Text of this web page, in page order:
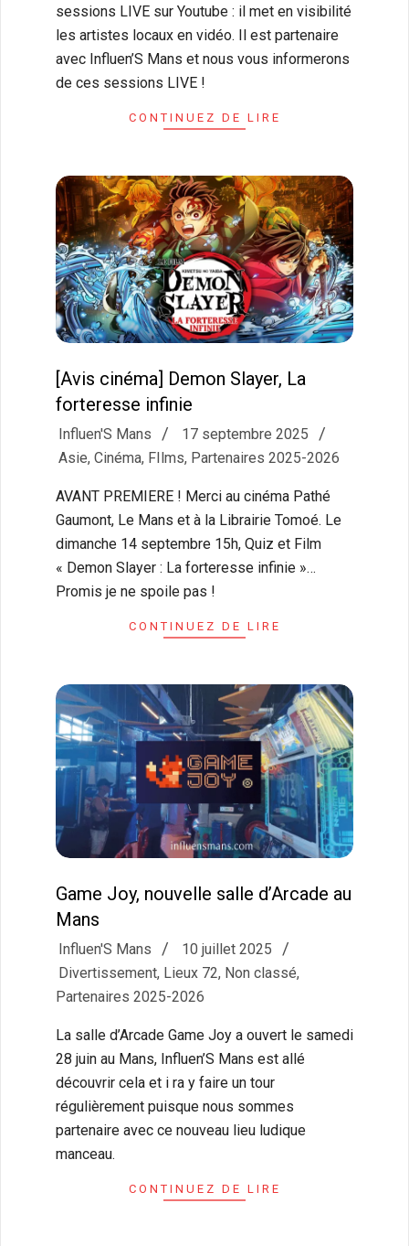
sessions LIVE sur Youtube : il met en visibilité
les artistes locaux en vidéo. Il est partenaire
avec Influen’S Mans et nous vous informerons
de ces sessions LIVE !
CONTINUEZ DE LIRE
[Avis cinéma] Demon Slayer, La
forteresse infinie
2025-
09-
Influen'S Mans
17 septembre 2025
Asie, Cinéma, FIlms, Partenaires 2025-2026
AVANT PREMIERE ! Merci au cinéma Pathé
Gaumont, Le Mans et à la Librairie Tomoé. Le
dimanche 14 septembre 15h, Quiz et Film
« Demon Slayer : La forteresse infinie »…
Promis je ne spoile pas !
CONTINUEZ DE LIRE
Game Joy, nouvelle salle d’Arcade au
Mans
2025-
07-
10
Influen'S Mans
10 juillet 2025
Divertissement, Lieux 72, Non classé,
Partenaires 2025-2026
La salle d’Arcade Game Joy a ouvert le samedi
28 juin au Mans, Influen’S Mans est allé
découvrir cela et i ra y faire un tour
régulièrement puisque nous sommes
partenaire avec ce nouveau lieu ludique
manceau.
CONTINUEZ DE LIRE